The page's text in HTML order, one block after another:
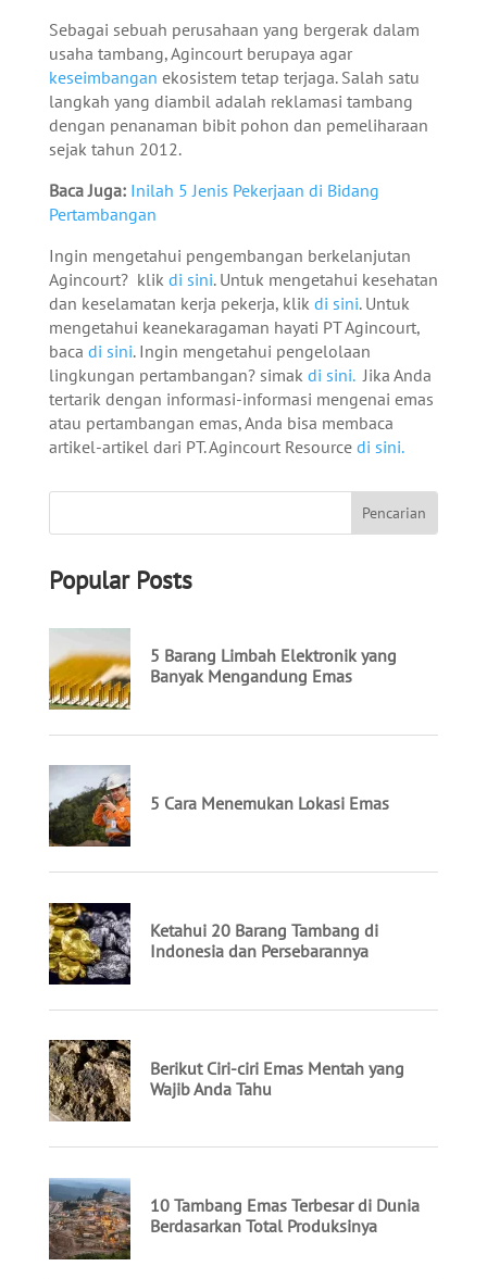
Sebagai sebuah perusahaan yang bergerak dalam
usaha tambang, Agincourt berupaya agar
keseimbangan ekosistem tetap terjaga. Salah satu
langkah yang diambil adalah reklamasi tambang
dengan penanaman bibit pohon dan pemeliharaan
sejak tahun 2012.
Baca Juga: Inilah 5 Jenis Pekerjaan di Bidang
Pertambangan
Ingin mengetahui pengembangan berkelanjutan
Agincourt? klik di sini. Untuk mengetahui kesehatan
dan keselamatan kerja pekerja, klik di sini. Untuk
mengetahui keanekaragaman hayati PT Agincourt,
baca di sini. Ingin mengetahui pengelolaan
lingkungan pertambangan? simak di sini.Jika Anda
tertarik dengan informasi-informasi mengenai emas
atau pertambangan emas, Anda bisa membaca
artikel-artikel dari PT. Agincourt Resourcedi sini.
Popular Posts